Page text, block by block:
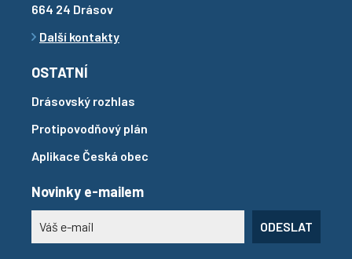
664 24 Drásov
Další kontakty
OSTATNÍ
Drásovský rozhlas
Protipovodňový plán
Aplikace Česká obec
Novinky e-mailem
ODESLAT